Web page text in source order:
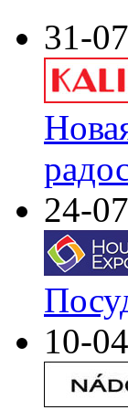
31-
24-
10-